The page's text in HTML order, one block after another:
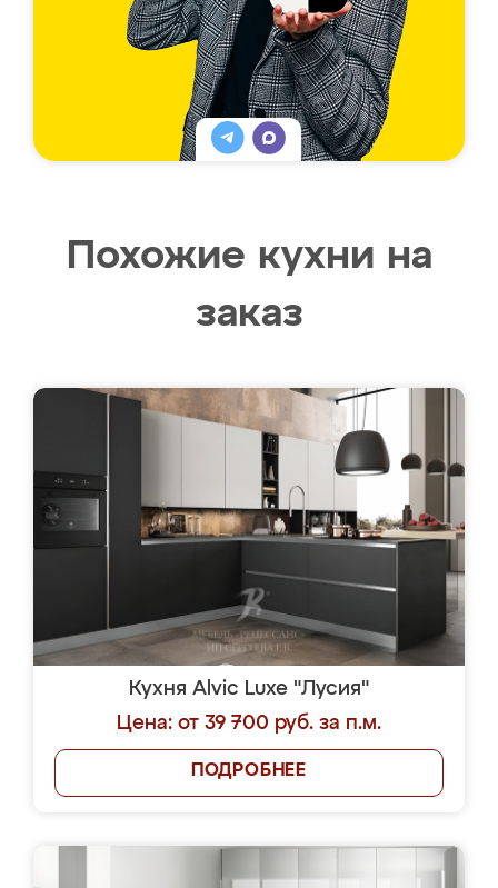
Похожие кухни на
заказ
Кухня Alvic Luxe "Лусия"
Цена: от 39 700 руб. за п.м.
ПОДРОБНЕЕ